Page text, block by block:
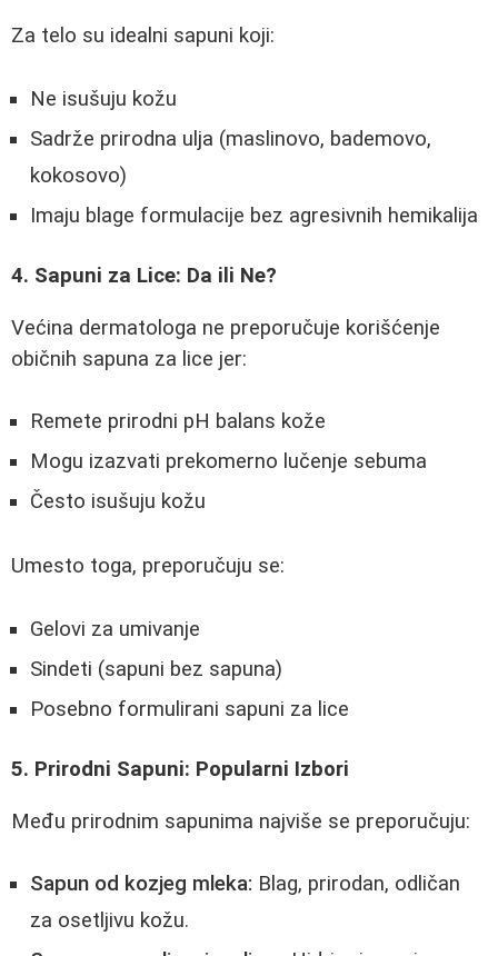
Za telo su idealni sapuni koji:
Ne isušuju kožu
Sadrže prirodna ulja (maslinovo, bademovo,
kokosovo)
Imaju blage formulacije bez agresivnih hemikalija
4. Sapuni za Lice: Da ili Ne?
Većina dermatologa ne preporučuje korišćenje
običnih sapuna za lice jer:
Remete prirodni pH balans kože
Mogu izazvati prekomerno lučenje sebuma
Često isušuju kožu
Umesto toga, preporučuju se:
Gelovi za umivanje
Sindeti (sapuni bez sapuna)
Posebno formulirani sapuni za lice
5. Prirodni Sapuni: Popularni Izbori
Među prirodnim sapunima najviše se preporučuju:
Sapun od kozjeg mleka: Blag, prirodan, odličan
za osetljivu kožu.